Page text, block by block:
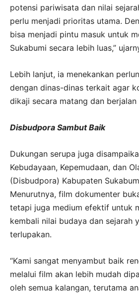
potensi pariwisata dan nilai
perlu menjadi prioritas utama.
bisa menjadi pintu masuk untuk
Sukabumi secara lebih luas,”
Lebih lanjut, ia menekankan
dengan dinas-dinas terkait agar
dikaji secara matang dan berjalan
Disbudpora Sambut Baik
Dukungan serupa juga
Kebudayaan, Kepemudaan, dan
(Disbudpora) Kabupaten
Menurutnya, film dokumenter
tetapi juga medium efektif untuk
kembali nilai budaya dan sejarah
terlupakan.
“Kami sangat menyambut baik
melalui film akan lebih mudah
oleh semua kalangan, terutama